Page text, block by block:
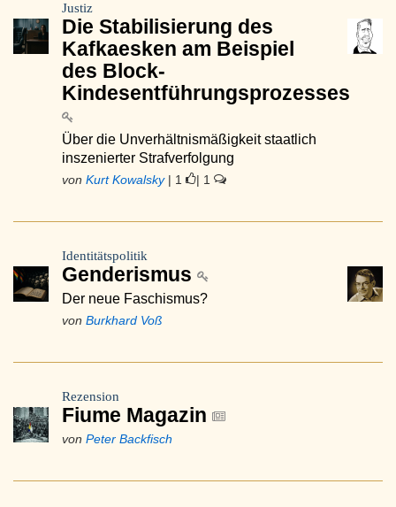
Justiz
Die Stabilisierung des
Kafkaesken am Beispiel
des Block-
Kindesentführungsprozesses
Über die Unverhältnismäßigkeit staatlich
inszenierter Strafverfolgung
von Kurt Kowalsky| 1 | 1
Identitätspolitik
Genderismus
Der neue Faschismus?
von Burkhard Voß
Rezension
Fiume Magazin
von Peter Backfisch